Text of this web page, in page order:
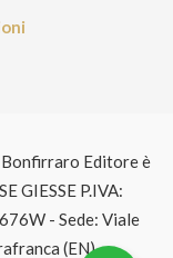
Editore è
GIESSE P.IVA:
- Sede: Viale
(EN)